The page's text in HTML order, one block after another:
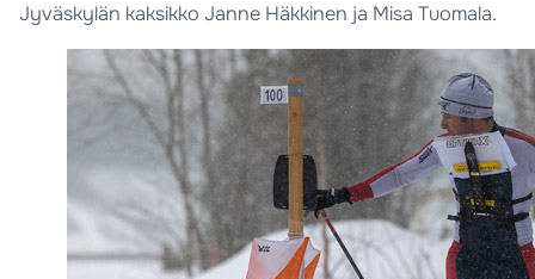
Jyväskylän kaksikko Janne Häkkinen ja Misa Tuomala.